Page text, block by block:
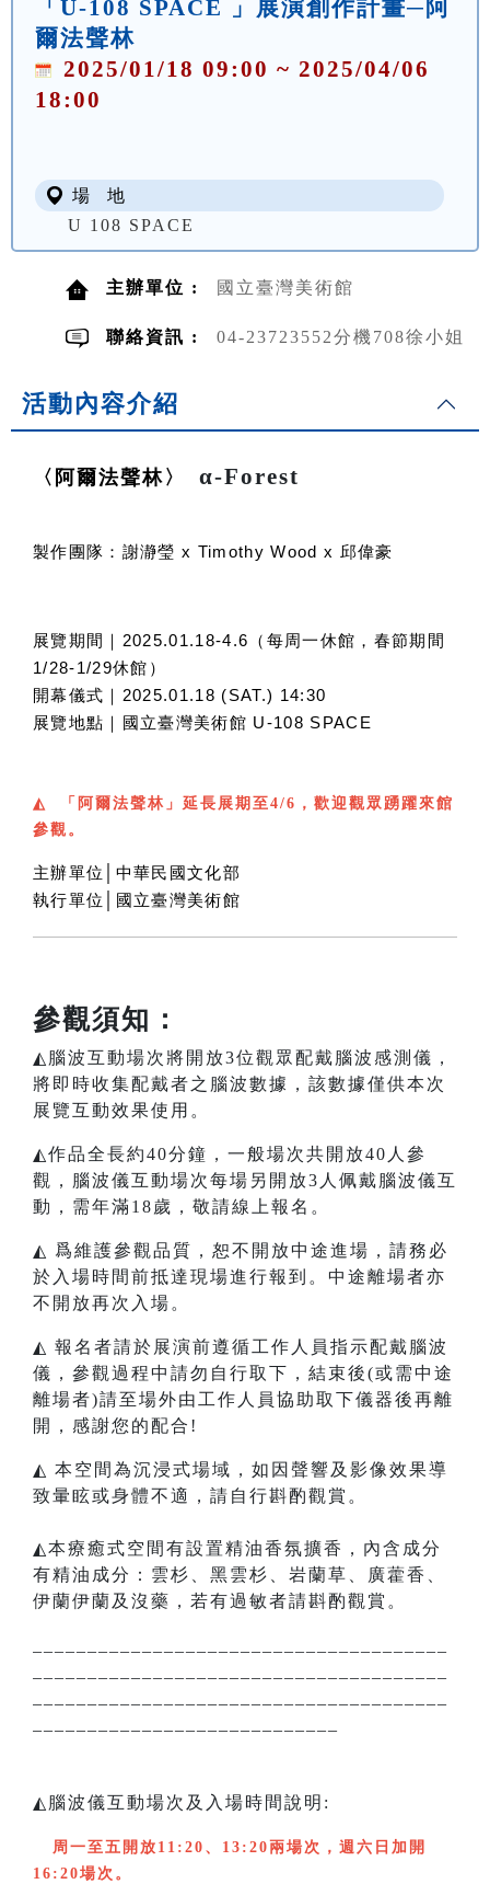
「U-108 SPACE 」展演創作計畫─阿
爾法聲林
2025/01/18 09:00 ~ 2025/04/06
18:00
場 地
U 108 SPACE
主辦單位 : 國立臺灣美術館
聯絡資訊 : 04-23723552分機708徐小姐
活動內容介紹
〈阿爾法聲林〉 α-Forest
製作團隊：謝瀞瑩 x Timothy Wood x 邱偉豪
展覽期間｜ 2025.01.18-4.6（每周一休館，春節期間
1/28-1/29休館）
開幕儀式｜ 2025.01.18 (SAT.) 14:30
展覽地點｜國立臺灣美術館 U-108 SPACE
◭ 「阿爾法聲林」延長展期至4/6，歡迎觀眾踴躍來館
參觀。
主辦單位
中華民國文化部
執行單位
國立臺灣美術館
參觀須知：
◭腦波互動場次將開放3位觀眾配戴腦波感測儀，
將即時收集配戴者之腦波數據，該數據僅供本次
展覽互動效果使用。
◭作品全長約40分鐘，一般場次共開放40人參
觀，腦波儀互動場次每場另開放3人佩戴腦波儀互
動，需年滿18歲，敬請線上報名。
◭ 爲維護參觀品質，恕不開放中途進場，請務必
於入場時間前抵達現場進行報到。中途離場者亦
不開放再次入場。
◭ 報名者請於展演前遵循工作人員指示配戴腦波
儀，參觀過程中請勿自行取下，結束後(或需中途
離場者)請至場外由工作人員協助取下儀器後再離
開，感謝您的配合!
◭ 本空間為沉浸式場域，如因聲響及影像效果導
致暈眩或身體不適，請自行斟酌觀賞。
◭本療癒式空間有設置精油香氛擴香，內含成分
有精油成分：雲杉、黑雲杉、岩蘭草、廣藿香、
伊蘭伊蘭及沒藥，若有過敏者請斟酌觀賞。
◭腦波儀互動場次及入場時間說明:
周一至五開放11:20、13:20兩場次，週六日加開
16:20場次。